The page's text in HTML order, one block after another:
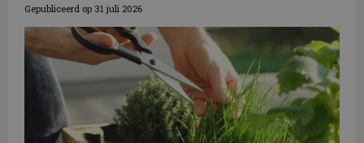
Gepubliceerd op 31 juli 2026